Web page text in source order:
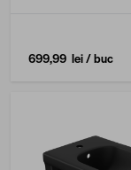
699,99 lei/ buc